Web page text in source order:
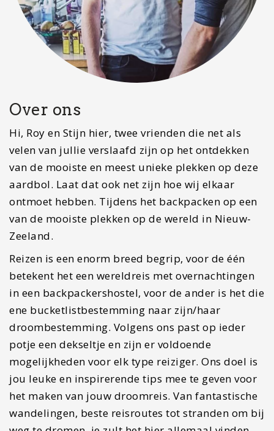
Over ons
Hi, Roy en Stijn hier, twee vrienden die net als
velen van jullie verslaafd zijn op het ontdekken
van de mooiste en meest unieke plekken op deze
aardbol. Laat dat ook net zijn hoe wij elkaar
ontmoet hebben. Tijdens het backpacken op een
van de mooiste plekken op de wereld in Nieuw-
Zeeland.
Reizen is een enorm breed begrip, voor de één
betekent het een wereldreis met overnachtingen
in een backpackershostel, voor de ander is het die
ene bucketlistbestemming naar zijn/haar
droombestemming. Volgens ons past op ieder
potje een dekseltje en zijn er voldoende
mogelijkheden voor elk type reiziger. Ons doel is
jou leuke en inspirerende tips mee te geven voor
het maken van jouw droomreis. Van fantastische
wandelingen, beste reisroutes tot stranden om bij